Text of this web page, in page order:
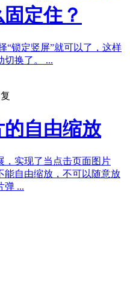
定住？
“锁定竖屏”就可以了，这样
切换了。 ...
自由缩放
，实现了当点击页面图片
能自由缩放，不可以随意放
弹 ...